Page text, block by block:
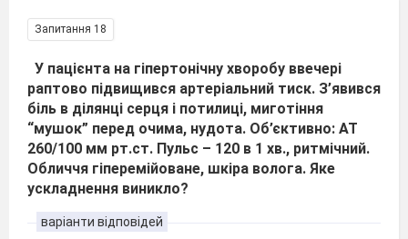
Запитання 18
У пацієнта на гіпертонічну хворобу ввечері
раптово підвищився артеріальний тиск. З’явився
біль в ділянці серця і потилиці, миготіння
“мушок” перед очима, нудота. Об’єктивно: АТ
260/100 мм рт.ст. Пульс – 120 в 1 хв., ритмічний.
Обличчя гіперемійоване, шкіра волога. Яке
ускладнення виникло?
варіанти відповідей